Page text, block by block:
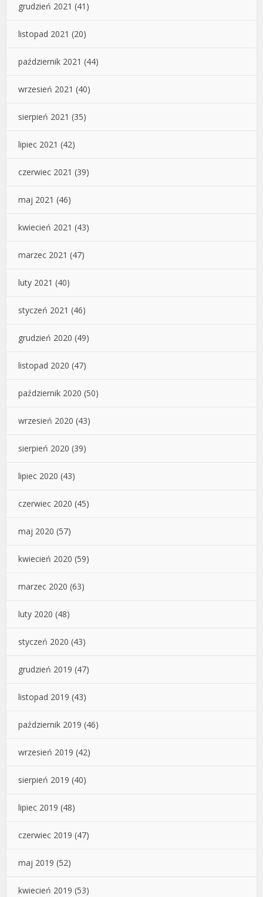
grudzień 2021 (41)
listopad 2021 (20)
październik 2021 (44)
wrzesień 2021 (40)
sierpień 2021 (35)
lipiec 2021 (42)
czerwiec 2021 (39)
maj 2021 (46)
kwiecień 2021 (43)
marzec 2021 (47)
luty 2021 (40)
styczeń 2021 (46)
grudzień 2020 (49)
listopad 2020 (47)
październik 2020 (50)
wrzesień 2020 (43)
sierpień 2020 (39)
lipiec 2020 (43)
czerwiec 2020 (45)
maj 2020 (57)
kwiecień 2020 (59)
marzec 2020 (63)
luty 2020 (48)
styczeń 2020 (43)
grudzień 2019 (47)
listopad 2019 (43)
październik 2019 (46)
wrzesień 2019 (42)
sierpień 2019 (40)
lipiec 2019 (48)
czerwiec 2019 (47)
maj 2019 (52)
kwiecień 2019 (53)